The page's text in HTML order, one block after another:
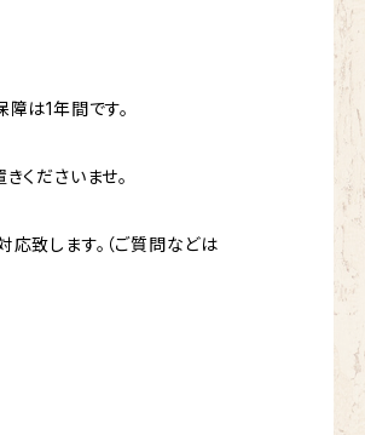
は1年間です。
くださいませ。
致します。（ご質問などは